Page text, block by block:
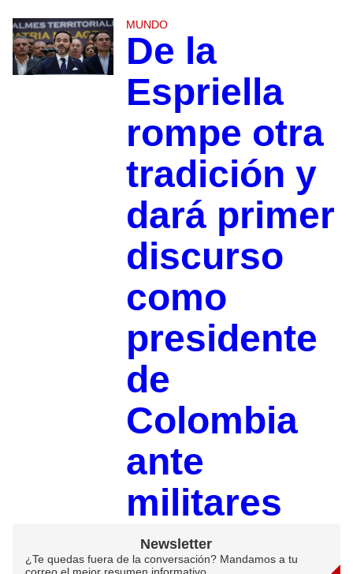
MUNDO
De la
Espriella
rompe otra
tradición y
dará primer
discurso
como
presidente
de
Colombia
ante
militares
Newsletter
¿Te quedas fuera de la conversación? Mandamos a tu